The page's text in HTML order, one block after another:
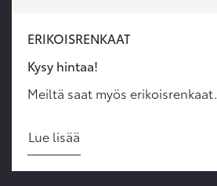
ERIKOISRENKAAT
Kysy hintaa!
Meiltä saat myös erikoisrenkaat.
Lue lisää